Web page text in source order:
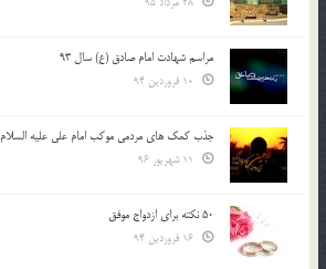
مراسم شهادت امام صادق (ع) سال 93
جذب کمک های مردمی موکب امام علی علیه السلام
50 نکته برای ازدواج موفق